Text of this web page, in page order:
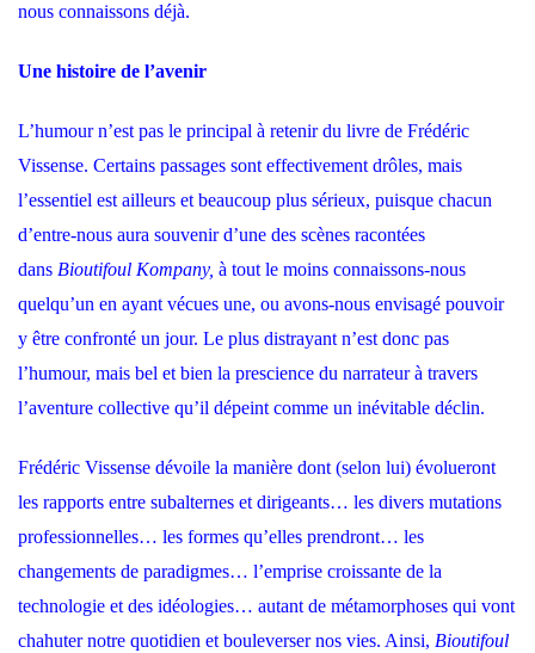
nous connaissons déjà.
Une histoire de l’avenir
L’humour n’est pas le principal à retenir du livre de Frédéric
Vissense. Certains passages sont effectivement drôles, mais
l’essentiel est ailleurs et beaucoup plus sérieux, puisque chacun
d’entre-nous aura souvenir d’une des scènes racontées
dans Bioutifoul Kompany, à tout le moins connaissons-nous
quelqu’un en ayant vécues une, ou avons-nous envisagé pouvoir
y être confronté un jour. Le plus distrayant n’est donc pas
l’humour, mais bel et bien la prescience du narrateur à travers
l’aventure collective qu’il dépeint comme un inévitable déclin.
Frédéric Vissense dévoile la manière dont (selon lui) évolueront
les rapports entre subalternes et dirigeants… les divers mutations
professionnelles… les formes qu’elles prendront… les
changements de paradigmes… l’emprise croissante de la
technologie et des idéologies… autant de métamorphoses qui vont
chahuter notre quotidien et bouleverser nos vies. Ainsi, Bioutifoul